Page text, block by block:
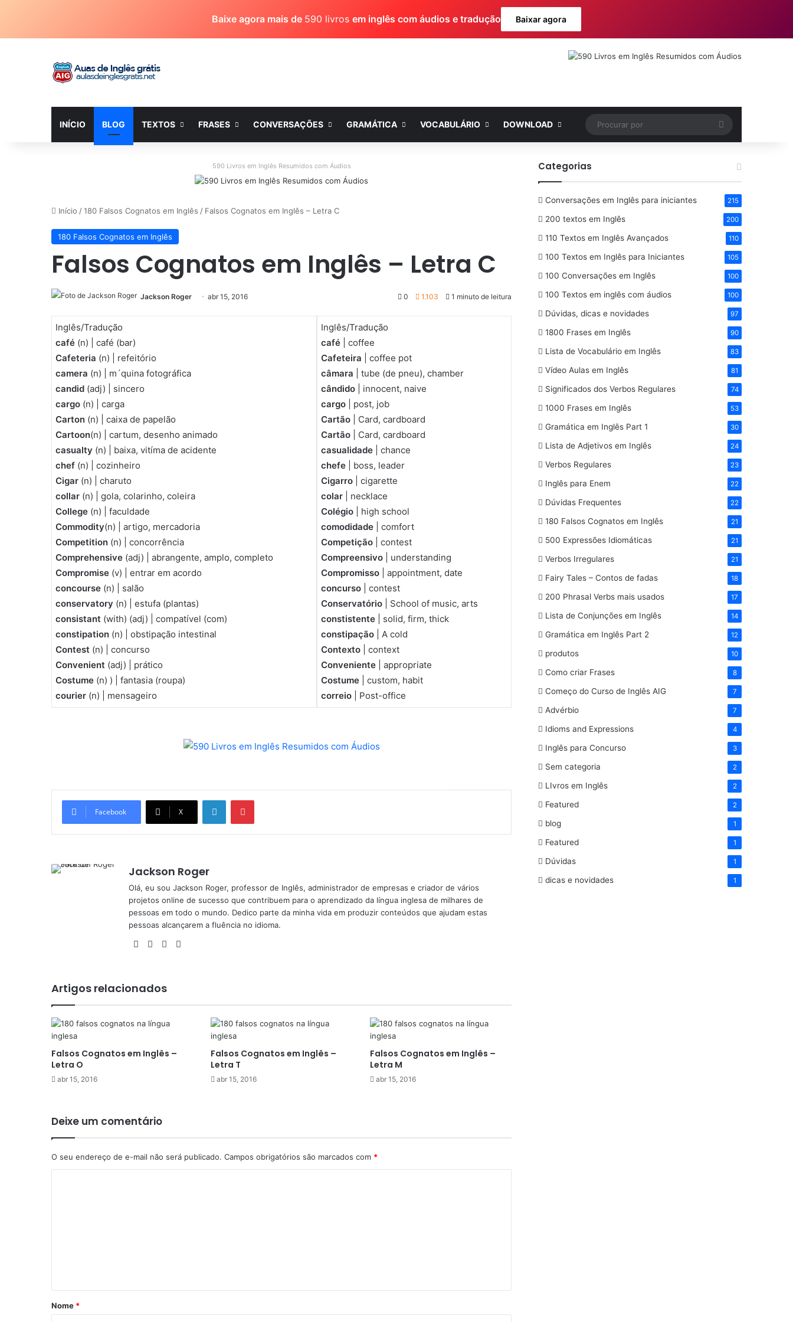
Baixe agora mais de 590 livros em inglês com áudios e tradução Baixar agora
INÍCIO BLOG TEXTOS FRASES CONVERSAÇÕES GRAMÁTICA VOCABULÁRIO DOWNLOAD
Procurar
por
590 Livros em Inglês Resumidos com Áudios
Início /180 Falsos Cognatos em Inglês / Falsos Cognatos em Inglês – Letra C
180 Falsos Cognatos em Inglês
Falsos Cognatos em Inglês – Letra C
Jackson Roger abr 15, 2016 0 1.103 1 minuto de leitura
Inglês/Tradução
café (n) | café (bar)
Cafeteria (n) | refeitório
camera (n) | m´quina fotográfica
candid (adj) | sincero
cargo (n) | carga
Carton (n) | caixa de papelão
Cartoon(n) | cartum, desenho animado
casualty (n) | baixa, vitíma de acidente
chef (n) | cozinheiro
Cigar (n) | charuto
collar (n) | gola, colarinho, coleira
College (n) | faculdade
Commodity(n) | artigo, mercadoria
Competition (n) | concorrência
Comprehensive (adj) | abrangente, amplo, completo
Compromise (v) | entrar em acordo
concourse (n) | salão
conservatory (n) | estufa (plantas)
consistant (with) (adj) | compatível (com)
constipation (n) | obstipação intestinal
Contest (n) | concurso
Convenient (adj) | prático
Costume (n) ) | fantasia (roupa)
courier (n) | mensageiro
Inglês/Tradução
café | coffee
Cafeteira | coffee pot
câmara | tube (de pneu), chamber
cândido | innocent, naive
cargo | post, job
Cartão | Card, cardboard
Cartão | Card, cardboard
casualidade | chance
chefe | boss, leader
Cigarro | cigarette
colar | necklace
Colégio | high school
comodidade | comfort
Competição | contest
Compreensivo | understanding
Compromisso | appointment, date
concurso | contest
Conservatório | School of music, arts
constistente | solid, firm, thick
constipação | A cold
Contexto | context
Conveniente | appropriate
Costume | custom, habit
correio | Post-office
Facebook X
LinkedinPinterest
Jackson Roger
Olá, eu sou Jackson Roger, professor de Inglês, administrador de empresas e criador de vários
projetos online de sucesso que contribuem para o aprendizado da língua inglesa de milhares de
pessoas em todo o mundo. Dedico parte da minha vida em produzir conteúdos que ajudam estas
pessoas alcançarem a fluência no idioma.
Facebook
X YouTube
Artigos relacionados
Falsos Cognatos em Inglês –
Letra O
abr 15, 2016
Falsos Cognatos em Inglês –
Letra T
abr 15, 2016
Falsos Cognatos em Inglês –
Letra M
abr 15, 2016
Deixe um comentário
O seu endereço de e-mail não será publicado. Campos obrigatórios são marcados com *
r
Nome *
Categorias
Conversações em Inglês para iniciantes 215
200 textos em Inglês 200
110 Textos em Inglês Avançados 110
100 Textos em Inglês para Iniciantes 105
100 Conversações em Inglês 100
100 Textos em inglês com áudios 100
Dúvidas, dicas e novidades 97
1800 Frases em Inglês 90
Lista de Vocabulário em Inglês 83
Vídeo Aulas em Inglês 81
Significados dos Verbos Regulares 74
1000 Frases em Inglês 53
Gramática em Inglês Part 1 30
Lista de Adjetivos em Inglês 24
Verbos Regulares 23
Inglês para Enem 22
Dúvidas Frequentes 22
180 Falsos Cognatos em Inglês 21
500 Expressões Idiomáticas 21
Verbos Irregulares 21
Fairy Tales – Contos de fadas 18
200 Phrasal Verbs mais usados 17
Lista de Conjunções em Inglês 14
Gramática em Inglês Part 2 12
produtos 10
Como criar Frases 8
Começo do Curso de Inglês AIG 7
Advérbio 7
Idioms and Expressions 4
Inglês para Concurso 3
Sem categoria 2
LIvros em Inglês 2
Featured 2
blog 1
Featured 1
Dúvidas 1
dicas e novidades 1